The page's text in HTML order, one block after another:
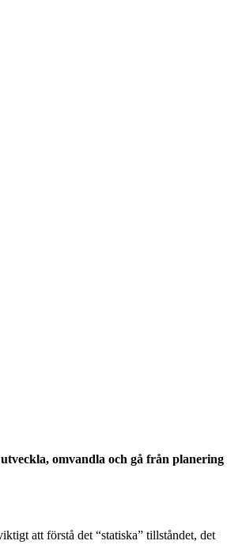
omvandla och gå från planering
att förstå det “statiska” tillståndet, det